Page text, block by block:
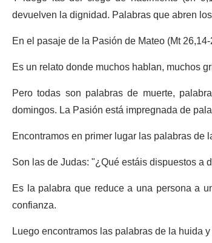
devuelven la dignidad. Palabras que abren
En el pasaje de la Pasión de Mateo (Mt
Es un relato donde muchos hablan, muchos
Pero todas son palabras de muerte,
domingos. La Pasión está impregnada de
Encontramos en primer lugar las palabras de
Son las de Judas: "¿Qué estáis dispuestos a
Es la palabra que reduce a una persona a
confianza.
Luego encontramos las palabras de la huida